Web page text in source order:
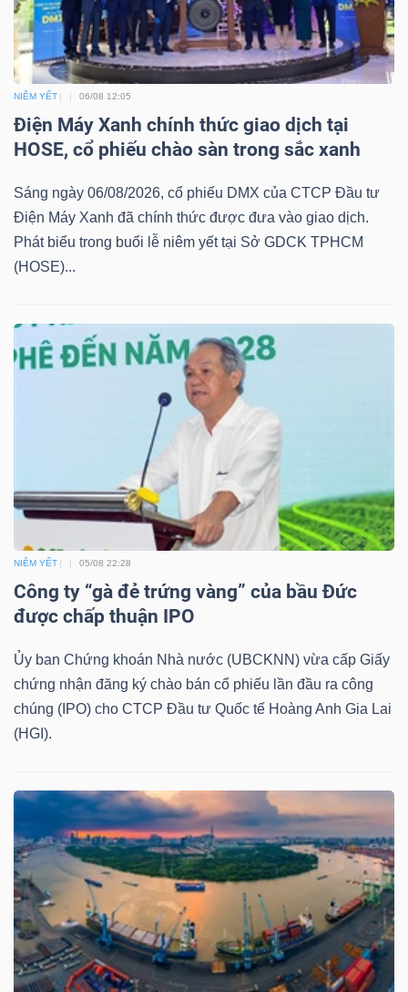
NIÊM YẾT 06/08 12:05
Điện Máy Xanh chính thức giao dịch tại
HOSE, cổ phiếu chào sàn trong sắc xanh
Sáng ngày 06/08/2026, cổ phiếu DMX của CTCP Đầu tư
Điện Máy Xanh đã chính thức được đưa vào giao dịch.
Phát biểu trong buổi lễ niêm yết tại Sở GDCK TPHCM
(HOSE)...
NIÊM YẾT 05/08 22:28
Công ty “gà đẻ trứng vàng” của bầu Đức
được chấp thuận IPO
Ủy ban Chứng khoán Nhà nước (UBCKNN) vừa cấp Giấy
chứng nhận đăng ký chào bán cổ phiếu lần đầu ra công
chúng (IPO) cho CTCP Đầu tư Quốc tế Hoàng Anh Gia Lai
(HGI).
TƯ
XUẤT
LIỆU
Ngành
(-)
SECTOR
NGUYÊN
VẬT
TIÊU
DÙNG
KHÔNG
THIẾT